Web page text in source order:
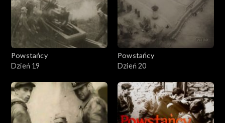
Powstańcy
Dzień 19
Powstańcy
Dzień 20